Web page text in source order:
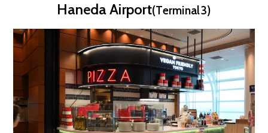
Haneda Airport(Terminal3)